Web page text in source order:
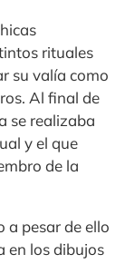
rituales
su valía como
Al final de
se realizaba
y el que
de la
a pesar de ello
en los dibujos